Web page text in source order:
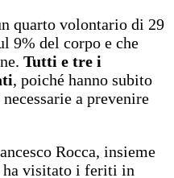
quarto volontario di 29
9% del corpo e che
Tutti e tre i
, poiché hanno subito
a prevenire
Rocca, insieme
visitato i feriti in